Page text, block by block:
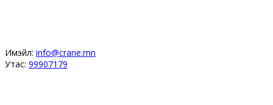
Имэйл: info@crane.mn
Утас: 99907179